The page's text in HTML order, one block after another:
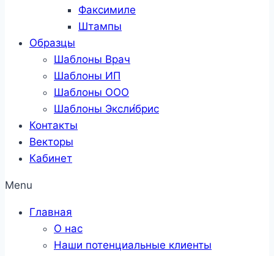
Факсимиле
Штампы
Образцы
Шаблоны Врач
Шаблоны ИП
Шаблоны ООО
Шаблоны Эксли́брис
Контакты
Векторы
Кабинет
Menu
Главная
О нас
Наши потенциальные клиенты